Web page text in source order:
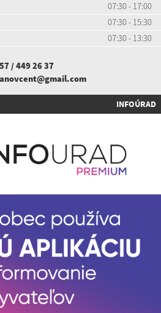
07:30 - 17:00
07:30 - 15:30
07:30 - 13:30
/ 449 26 37
INFOÚRAD